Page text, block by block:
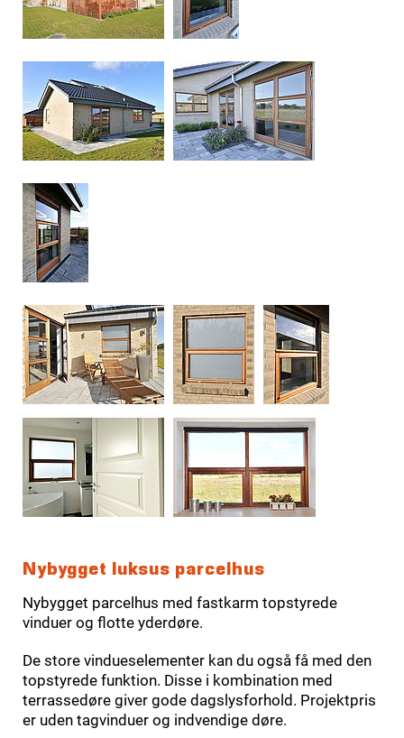
Nybygget luksus parcelhus
Nybygget parcelhus med fastkarm topstyrede
vinduer og flotte yderdøre.
De store vindueselementer kan du også få med den
topstyrede funktion. Disse i kombination med
terrassedøre giver gode dagslysforhold. Projektpris
er uden tagvinduer og indvendige døre.